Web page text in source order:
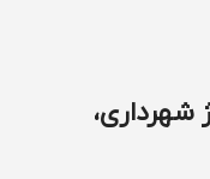
شهرداری،